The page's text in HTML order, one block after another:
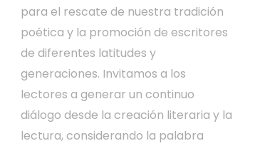
para el rescate de nuestra tradición
poética y la promoción de escritores
de diferentes latitudes y
generaciones. Invitamos a los
lectores a generar un continuo
diálogo desde la creación literaria y la
lectura, considerando la palabra